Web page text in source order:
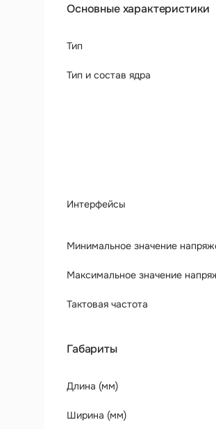
Основные характеристики
Тип
Тип и состав ядра
Интерфейсы
Минимальное значение
Максимальное значение
Тактовая частота
Габариты
Длина (мм)
Ширина (мм)